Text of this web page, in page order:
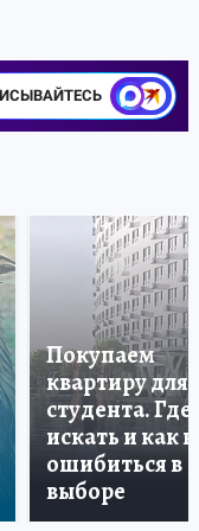
Покупаем
квартиру для
студента. Где
искать и как не
ошибиться в
выборе